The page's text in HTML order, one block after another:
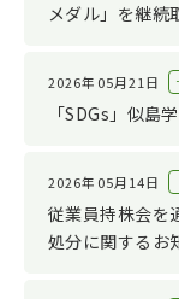
メダル」を継続
2026年05月21日
「SDGs」似島
2026年05月14日
従業員持株会を
処分に関するお